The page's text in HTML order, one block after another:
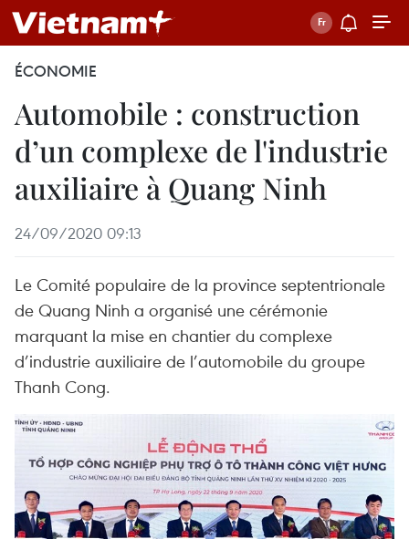
ÉCONOMIE
Automobile : construction
d’un complexe de l'industrie
auxiliaire à Quang Ninh
24/09/2020 09:13
Le Comité populaire de la province septentrionale
de Quang Ninh a organisé une cérémonie
marquant la mise en chantier du complexe
d’industrie auxiliaire de l’automobile du groupe
Thanh Cong.